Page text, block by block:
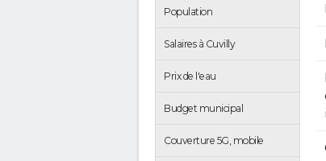
Population
Salaires à Cuvilly
Prix de l'eau
Budget municipal
Couverture 5G, mobile